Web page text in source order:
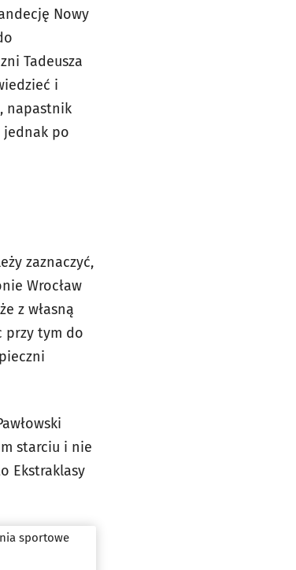
Nowy
Tadeusza
i
napastnik
jednak po
zaznaczyć,
Wrocław
z własną
przy tym do
starciu i nie
Ekstraklasy
sportowe